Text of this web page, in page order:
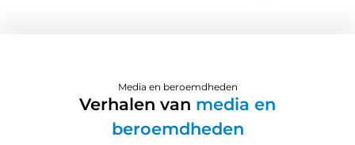
Media en beroemdheden
Verhalen van media en
beroemdheden